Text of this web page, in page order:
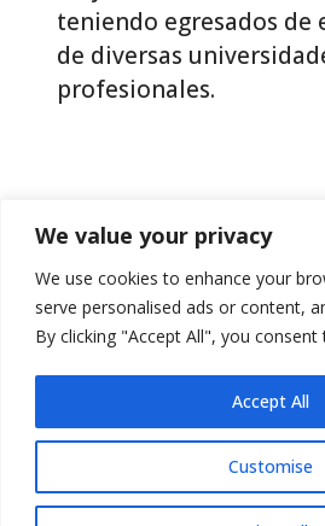
We value your privacy
We use cookies to enhance your
serve personalised ads or content,
By clicking "Accept All", you
Customise
Accept All
teniendo egresados de
de diversas
profesionales.